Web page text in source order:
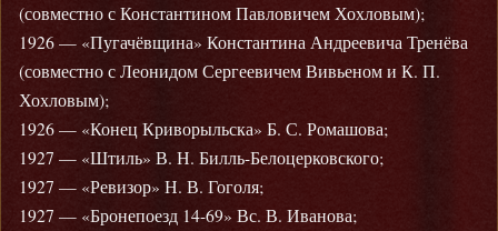
(совместно с Константином Павловичем Хохловым);
1926 — «Пугачёвщина» Константина Андреевича Тренёва
(совместно с Леонидом Сергеевичем Вивьеном и К. П.
Хохловым);
1926 — «Конец Криворыльска» Б. С. Ромашова;
1927 — «Штиль» В. Н. Билль-Белоцерковского;
1927 — «Ревизор» Н. В. Гоголя;
1927 — «Бронепоезд 14-69» Вс. В. Иванова;